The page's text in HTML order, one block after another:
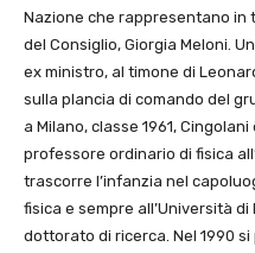
Nazione che rappresentano in
del Consiglio, Giorgia Meloni.
ex ministro, al timone di
sulla plancia di comando del
a Milano, classe 1961,
professore ordinario di fisica
trascorre l’infanzia nel
fisica e sempre all’Università
dottorato di ricerca. Nel 1990